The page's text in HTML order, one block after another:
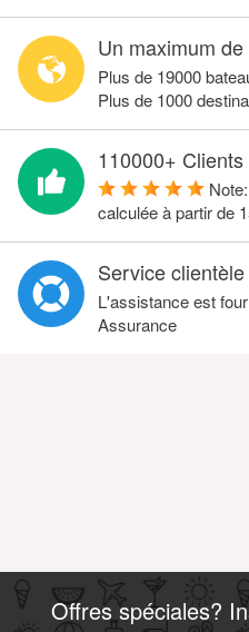
Un maximum
Plus de 19000
Plus de 1000
110000+
Note:
calculée à partir de
Service clientèle
L'assistance est
Assurance
Offres spéciales?